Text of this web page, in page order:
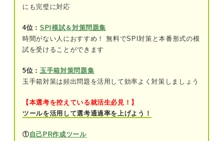
問題10（難易度：★★★★☆）
問題11（難易度：★★★★☆）
問題12（難易度：★★★★☆）
問題14（難易度：★★★★★）
にも完璧に対応
4位： SPI模試＆対策問題集
時間がない人におすすめ！ 無料でSPI対策と本番形式の模
試を受けることができます
5位： 玉手箱対策問題集
玉手箱対策は頻出問題を活用して効率よく対策しましょう
【本選考を控えている就活生必見！】
ツールを活用して選考通過率を上げよう！
①自己PR作成ツール